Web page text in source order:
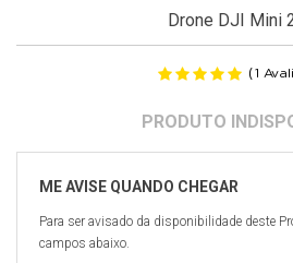
Drone DJI Mini
(1
Para ser avisado da disponibilidade deste
campos abaixo.